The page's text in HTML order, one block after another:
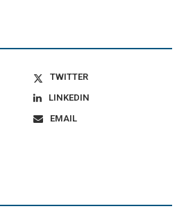
TWITTER
LINKEDIN
EMAIL